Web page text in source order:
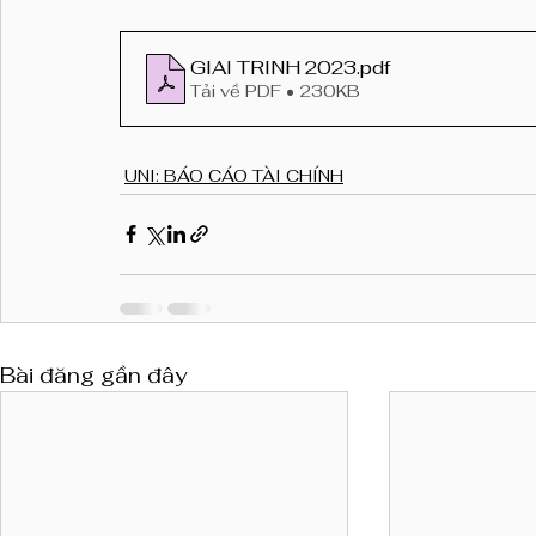
GIAI TRINH 2023.pdf
Tải về PDF • 230KB
UNI: BÁO CÁO TÀI CHÍNH
Bài đăng gần đây